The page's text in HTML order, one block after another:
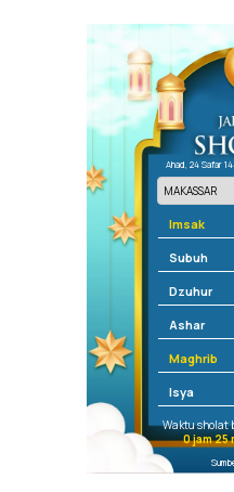
Ahad, 24 Safar
Imsak
Subuh
Dzuhur
Ashar
Maghrib
Isya
Waktu sholat
0 jam 25